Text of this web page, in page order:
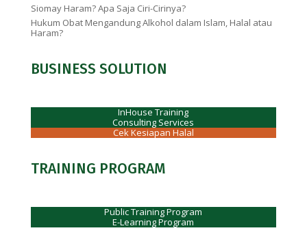
Siomay Haram? Apa Saja Ciri-Cirinya?
Hukum Obat Mengandung Alkohol dalam Islam, Halal atau
Haram?
BUSINESS SOLUTION
InHouse Training
Consulting Services
Cek Kesiapan Halal
TRAINING PROGRAM
Public Training Program
E-Learning Program